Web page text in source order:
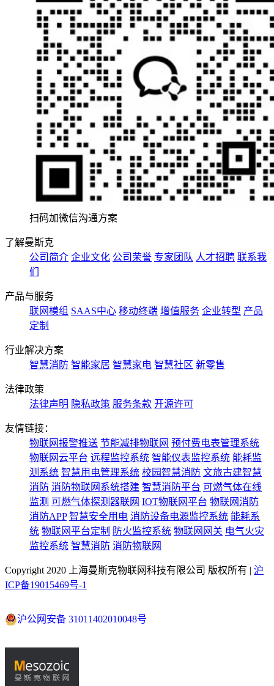
扫码加微信沟通方案
了解曼斯克
公司简介 企业文化 公司荣誉 专家团队 人才招聘 联系我
们
产品与服务
联网模组 SAAS中心 移动终端 增值服务 企业转型 产品
定制
行业解决方案
智慧消防 智能家居 智慧家电 智慧社区 新零售
法律政策
法律声明 隐私政策 服务条款 开源许可
友情链接：
物联网报警推送 节能减排物联网 预付费电表管理系统
物联网云平台 远程监控系统 智能仪表监控系统 能耗监
测系统 智慧用电管理系统 校园智慧消防 文旅古建智慧
消防 消防物联网系统搭建 智慧消防平台 可燃气体在线
监测 可燃气体探测器联网 IOT物联网平台 物联网消防
消防APP 智慧安全用电 消防设备电源监控系统 能耗系
统 物联网平台定制 防火监控系统 物联网网关 电气火灾
监控系统 智慧消防 消防物联网
Copyright 2020 上海曼斯克物联网科技有限公司 版权所有 | 沪
ICP备19015469号-1
沪公网安备 31011402010048号